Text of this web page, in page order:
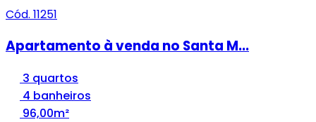
Cód. 11251
Apartamento à venda no Santa M...
3 quartos
4 banheiros
96,00m²